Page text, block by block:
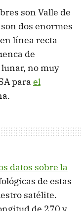
son Valle de
dos enormes
línea recta
de
lunar, no muy
para el
datos sobre la
de estas
satélite.